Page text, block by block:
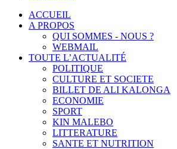
ACCUEIL
A PROPOS
QUI SOMMES - NOUS ?
WEBMAIL
TOUTE L’ACTUALITÉ
POLITIQUE
CULTURE ET SOCIETE
BILLET DE ALI KALONGA
ECONOMIE
SPORT
KIN MALEBO
LITTERATURE
SANTE ET NUTRITION